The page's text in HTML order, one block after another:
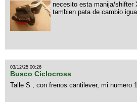
necesito esta manija/shifter
tambien pata de cambio
03/12/25 00:26
Busco Ciclocross
Talle S , con frenos cantilever, mi numero